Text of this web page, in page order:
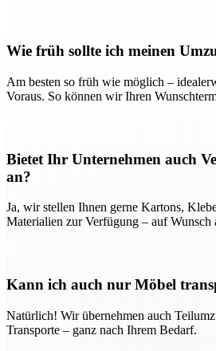
Wie früh sollte ich meinen
Am besten so früh wie möglich –
Voraus. So können wir Ihren
Bietet Ihr Unternehmen auch
an?
Ja, wir stellen Ihnen gerne Kartons,
Materialien zur Verfügung – auf Wunsch
Kann ich auch nur Möbel
Natürlich! Wir übernehmen auch
Transporte – ganz nach Ihrem Bedarf.